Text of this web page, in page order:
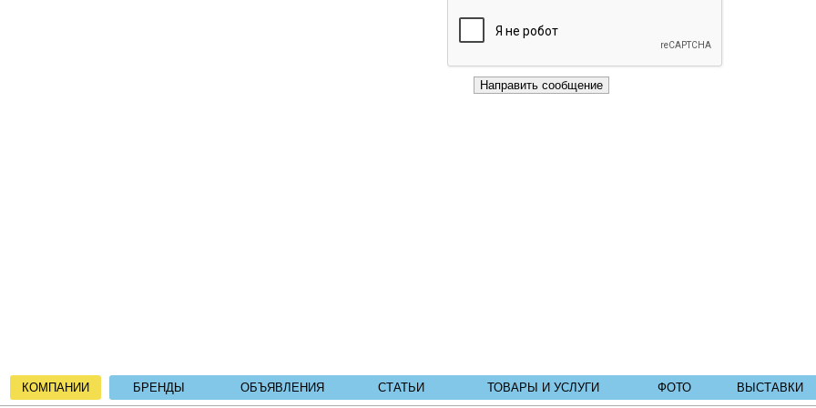
КОМПАНИИ БРЕНДЫ ОБЪЯВЛЕНИЯ СТАТЬИ ТОВАРЫ И УСЛУГИ ФОТО ВЫСТАВКИ